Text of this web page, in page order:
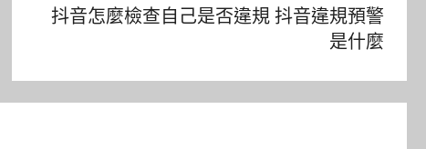
抖音怎麼檢查自己是否違規 抖音違規預警
是什麼